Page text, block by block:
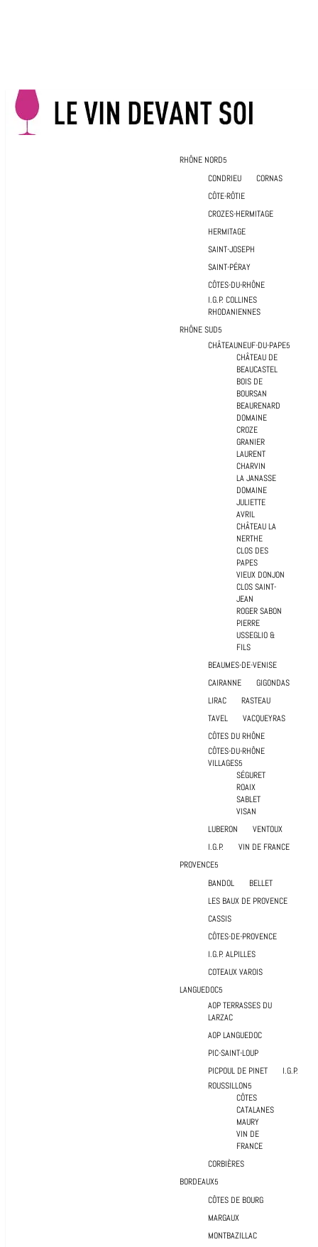
RHÔNE NORD
CONDRIEU
CORNAS
CÔTE-RÔTIE
CROZES-HERMITAGE
HERMITAGE
SAINT-JOSEPH
SAINT-PÉRAY
CÔTES-DU-RHÔNE
I.G.P. COLLINES
RHODANIENNES
RHÔNE SUD
CHÂTEAUNEUF-DU-PAPE
CHÂTEAU DE
BEAUCASTEL
BOIS DE
BOURSAN
BEAURENARD
DOMAINE
CROZE
GRANIER
LAURENT
CHARVIN
LA JANASSE
DOMAINE
JULIETTE
AVRIL
CHÂTEAU LA
NERTHE
CLOS DES
PAPES
VIEUX DONJON
CLOS SAINT-
JEAN
ROGER SABON
PIERRE
USSEGLIO &
FILS
BEAUMES-DE-VENISE
CAIRANNE
GIGONDAS
LIRAC
RASTEAU
TAVEL
VACQUEYRAS
CÔTES DU RHÔNE
CÔTES-DU-RHÔNE
VILLAGES
SÉGURET
ROAIX
SABLET
VISAN
LUBERON
VENTOUX
I.G.P.
VIN DE FRANCE
PROVENCE
BANDOL
BELLET
LES BAUX DE PROVENCE
CASSIS
CÔTES-DE-PROVENCE
I.G.P. ALPILLES
COTEAUX VAROIS
LANGUEDOC
AOP TERRASSES DU
LARZAC
AOP LANGUEDOC
PIC-SAINT-LOUP
PICPOUL DE PINET
I.G.P.
ROUSSILLON
CÔTES
CATALANES
MAURY
VIN DE
FRANCE
CORBIÈRES
BORDEAUX
CÔTES DE BOURG
MARGAUX
MONTBAZILLAC